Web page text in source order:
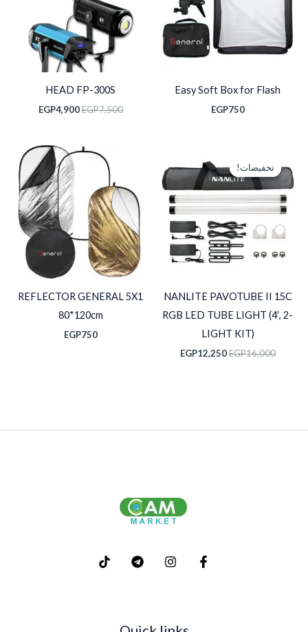
Easy Soft Box for Flash
EGP750
HEAD FP-300S
EGP7,500
EGP4,900
تخفيضات!
تخفيضات!
NANLITE PAVOTUBE II 15C
RGB LED TUBE LIGHT (4′, 2-
LIGHT KIT)
EGP16,000
الأصلي
هو:
EGP16,000.
EGP12,250
هو:
EGP12,250.
REFLECTOR GENERAL 5X1
80*120cm
EGP750